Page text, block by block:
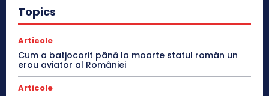
Topics
Articole
Cum a batjocorit până la moarte statul român un
erou aviator al României
Articole